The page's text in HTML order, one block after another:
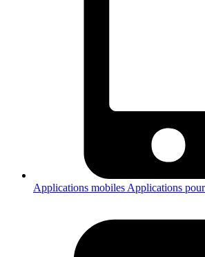
Applications mobiles Applications